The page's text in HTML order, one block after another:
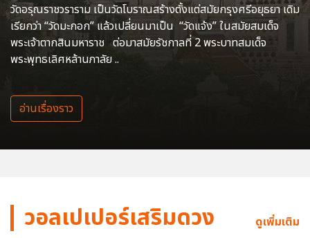
วัดอรุณราชวราราม เป็นวัดโบราณสร้างตั้งแต่สมัยกรุงศรีอยุธยา เดิม
เรียกว่า “วัดมะกอก” แล้วเปลี่ยนมาเป็น “วัดแจ้ง” ในสมัยสมเด็จ
พระเจ้าตากสินมหาราช ต่อมาสมัยรัชกาลที่ 2 พระบาทสมเด็จ
พระพุทธเลิศหล้านภาลัย ..
อ่านเรื่องราว
วอลเปเปอร์เสริมดวง ดูเพิ่มเติม